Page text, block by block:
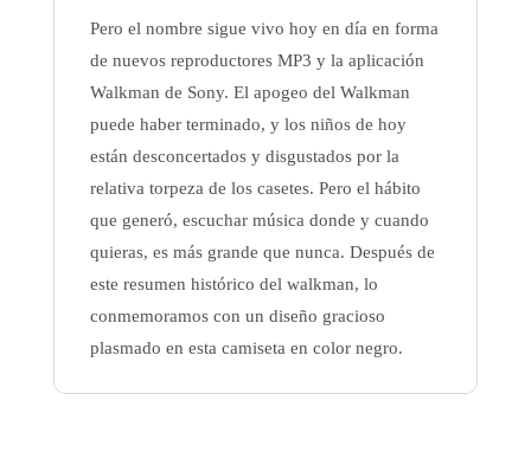
Pero el nombre sigue vivo hoy en día en forma
de nuevos reproductores MP3 y la aplicación
Walkman de Sony. El apogeo del Walkman
puede haber terminado, y los niños de hoy
están desconcertados y disgustados por la
relativa torpeza de los casetes. Pero el hábito
que generó, escuchar música donde y cuando
quieras, es más grande que nunca. Después de
este resumen histórico del walkman, lo
conmemoramos con un diseño gracioso
plasmado en esta camiseta en color negro.